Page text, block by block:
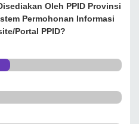
Oleh PPID Provinsi
Permohonan Informasi
portal PPID?